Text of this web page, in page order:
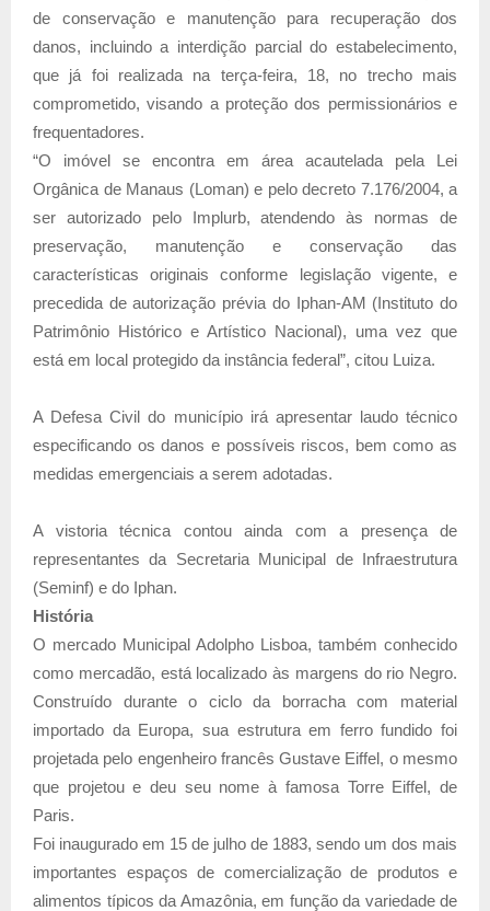
de conservação e manutenção para recuperação dos
danos, incluindo a interdição parcial do estabelecimento,
que já foi realizada na terça-feira, 18, no trecho mais
comprometido, visando a proteção dos permissionários e
frequentadores.
“O imóvel se encontra em área acautelada pela Lei
Orgânica de Manaus (Loman) e pelo decreto 7.176/2004, a
ser autorizado pelo Implurb, atendendo às normas de
preservação, manutenção e conservação das
características originais conforme legislação vigente, e
precedida de autorização prévia do Iphan-AM (Instituto do
Patrimônio Histórico e Artístico Nacional), uma vez que
está em local protegido da instância federal”, citou Luiza.
A Defesa Civil do município irá apresentar laudo técnico
especificando os danos e possíveis riscos, bem como as
medidas emergenciais a serem adotadas.
A vistoria técnica contou ainda com a presença de
representantes da Secretaria Municipal de Infraestrutura
(Seminf) e do Iphan.
História
O mercado Municipal Adolpho Lisboa, também conhecido
como mercadão, está localizado às margens do rio Negro.
Construído durante o ciclo da borracha com material
importado da Europa, sua estrutura em ferro fundido foi
projetada pelo engenheiro francês Gustave Eiffel, o mesmo
que projetou e deu seu nome à famosa Torre Eiffel, de
Paris.
Foi inaugurado em 15 de julho de 1883, sendo um dos mais
importantes espaços de comercialização de produtos e
alimentos típicos da Amazônia, em função da variedade de